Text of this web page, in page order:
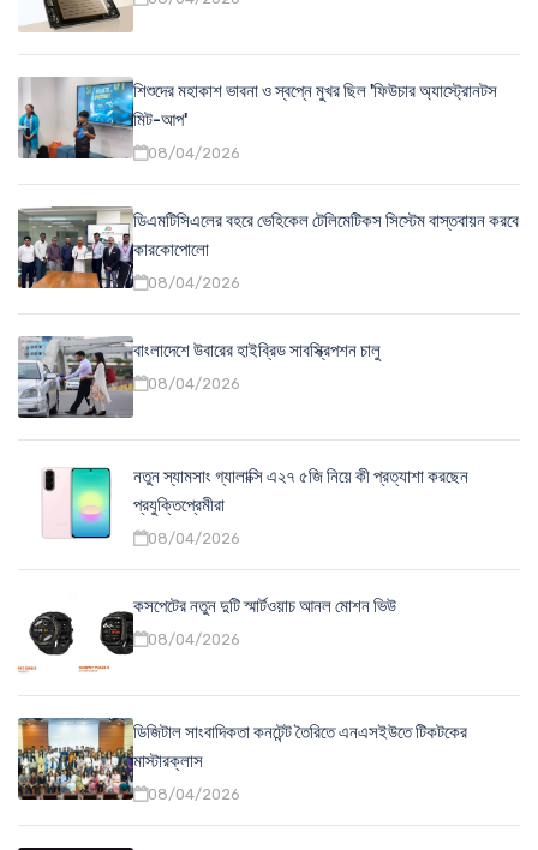
শিশুদের মহাকাশ ভাবনা ও স্বপ্নে মুখর ছিল 'ফিউচার অ্যাস্ট্রোনটস
মিট-আপ'
08/04/2026
ডিএমটিসিএলের বহরে ভেহিকেল টেলিমেটিকস সিস্টেম বাস্তবায়ন করবে
কারকোপোলো
08/04/2026
বাংলাদেশে উবারের হাইব্রিড সাবস্ক্রিপশন চালু
08/04/2026
নতুন স্যামসাং গ্যালাক্সি এ২৭ ৫জি নিয়ে কী প্রত্যাশা করছেন
প্রযুক্তিপ্রেমীরা
08/04/2026
কসপেটের নতুন দুটি স্মার্টওয়াচ আনল মোশন ভিউ
08/04/2026
ডিজিটাল সাংবাদিকতা কনটেন্ট তৈরিতে এনএসইউতে টিকটকের
মাস্টারক্লাস
08/04/2026